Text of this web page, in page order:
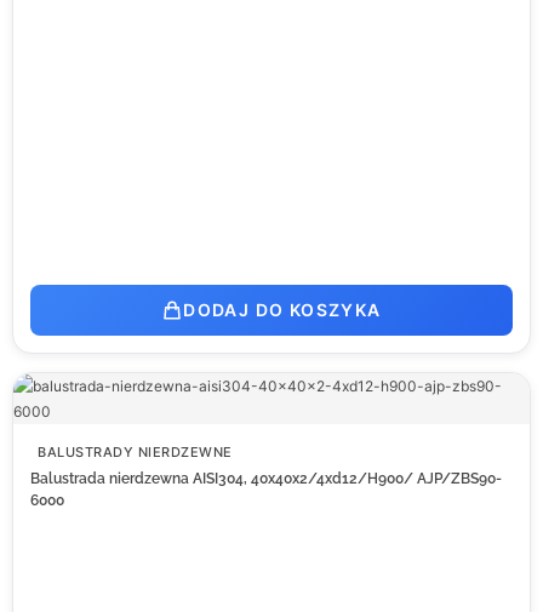
DODAJ DO KOSZYKA
BALUSTRADY NIERDZEWNE
Balustrada nierdzewna AISI304, 40x40x2/4xd12/H900/ AJP/ZBS90-
6000